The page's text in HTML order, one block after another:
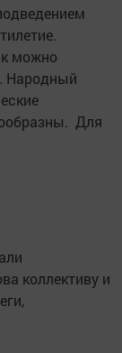
можно
Народный
Для
коллективу и